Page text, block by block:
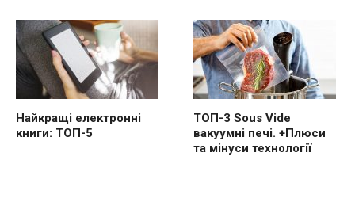
Найкращі електронні
книги: ТОП-5
ТОП-3 Sous Vide
вакуумні печі. +Плюси
та мінуси технології